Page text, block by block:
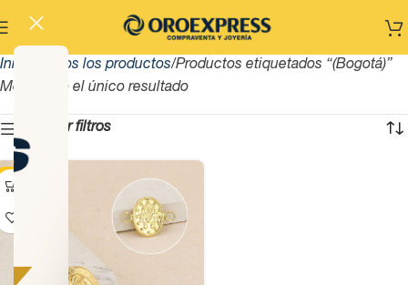
Inicio Todos los productos Productos etiquetados “(Bogotá)”
Mostrando el único resultado
Mostrar filtros